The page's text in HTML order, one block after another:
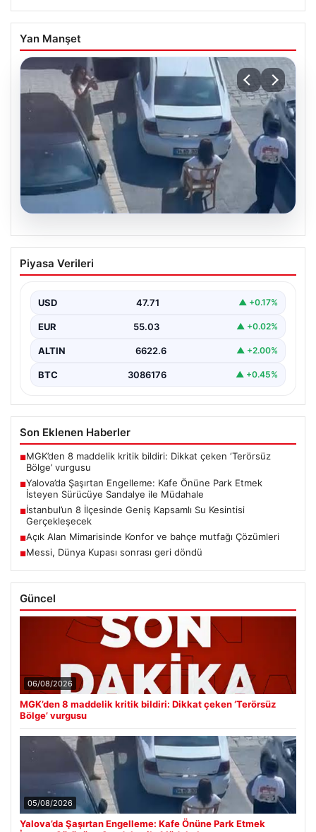
Yan Manşet
Yalova’da Şaşırtan Engelleme: Kafe
Önüne Park Etmek İsteyen Sürücüye
Yalova’da yaşanan sıra dışı bir olay, gündeme damgasını
Piyasa Verileri
USD 47.71 ▲ +0.17%
EUR 55.03 ▲ +0.02%
ALTIN 6622.6 ▲ +2.00%
BTC 3086176 ▲ +0.45%
Son Eklenen Haberler
■MGK’den 8 maddelik kritik bildiri: Dikkat çeken ‘Terörsüz
Bölge’ vurgusu
■Yalova’da Şaşırtan Engelleme: Kafe Önüne Park Etmek
İsteyen Sürücüye Sandalye ile Müdahale
■İstanbul’un 8 İlçesinde Geniş Kapsamlı Su Kesintisi
Gerçekleşecek
■Açık Alan Mimarisinde Konfor ve bahçe mutfağı Çözümleri
■Messi, Dünya Kupası sonrası geri döndü
Güncel
06/08/2026
MGK’den 8 maddelik kritik bildiri: Dikkat çeken ‘Terörsüz
Bölge’ vurgusu
05/08/2026
Yalova’da Şaşırtan Engelleme: Kafe Önüne Park Etmek